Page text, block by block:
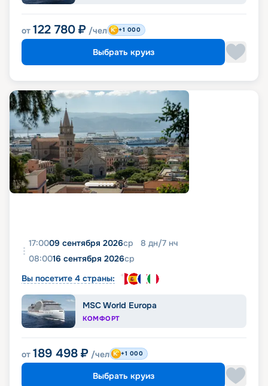
от 122 780 ₽ /чел +1 000
Выбрать круиз
17:0009 сентября 2026ср 8 дн/7 нч
08:0016 сентября 2026ср
Вы посетите 4 страны:
MSC World Europa
КОМФОРТ
от 189 498 ₽ /чел +1 000
Выбрать круиз